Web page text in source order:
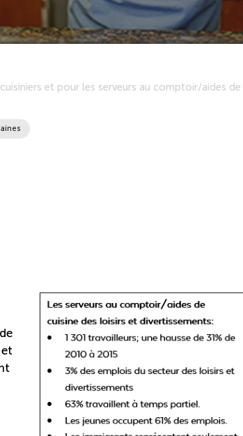
et pour les serveurs au comptoir/aides de